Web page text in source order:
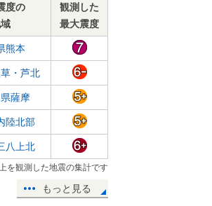
度の
観測した
最大震度
熊本
・芦北
薩摩
陸北部
八上北
を観測した地震の集計です
もっと見る